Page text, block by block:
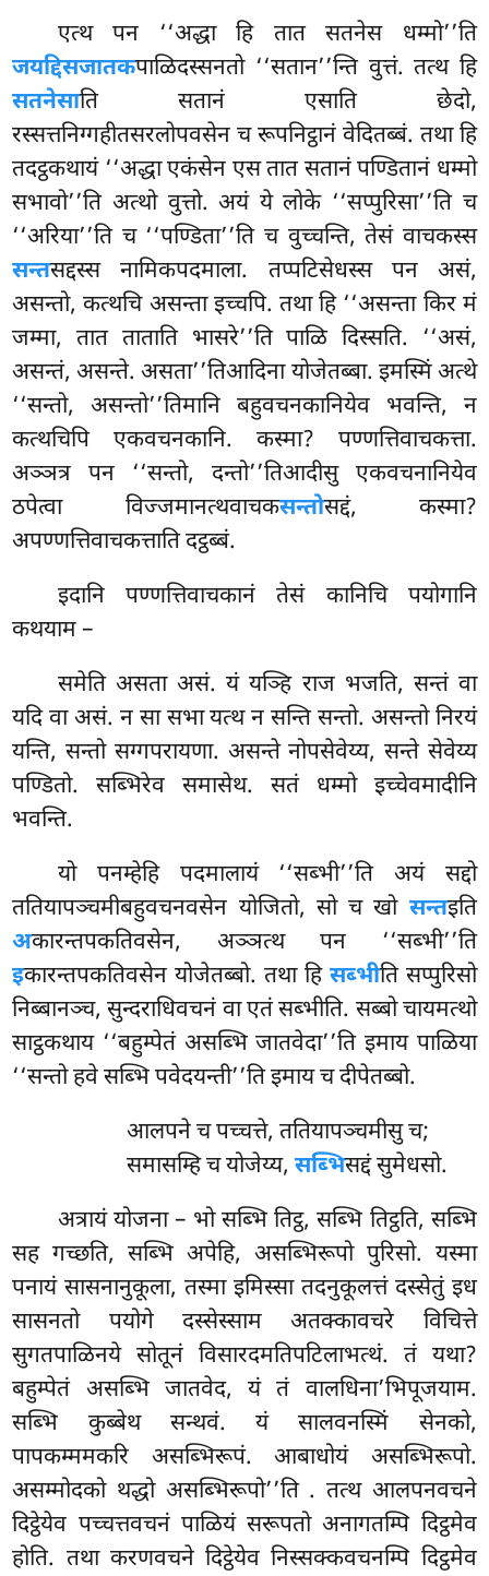
एत्थ पन ‘‘अद्धा हि तात सतनेस धम्मो’’ति
जयद्दिसजातकपाळिदस्सनतो ‘‘सतान’’न्ति वुत्तं. तत्थ हि
सतनेसाति सतानं एसाति छेदो,
रस्सत्तनिग्गहीतसरलोपवसेन च रूपनिट्ठानं वेदितब्बं. तथा हि
तदट्ठकथायं ‘‘अद्धा एकंसेन एस तात सतानं पण्डितानं धम्मो
सभावो’’ति अत्थो वुत्तो. अयं ये लोके ‘‘सप्पुरिसा’’ति च
‘‘अरिया’’ति च ‘‘पण्डिता’’ति च वुच्चन्ति, तेसं वाचकस्स
सन्तसद्दस्स नामिकपदमाला. तप्पटिसेधस्स पन असं,
असन्तो, कत्थचि असन्ता इच्चपि. तथा हि ‘‘असन्ता किर मं
जम्मा, तात ताताति भासरे’’ति पाळि दिस्सति. ‘‘असं,
असन्तं, असन्ते. असता’’तिआदिना योजेतब्बा. इमस्मिं अत्थे
‘‘सन्तो, असन्तो’’तिमानि बहुवचनकानियेव भवन्ति, न
कत्थचिपि एकवचनकानि. कस्मा? पण्णत्तिवाचकत्ता.
अञ्ञत्र पन ‘‘सन्तो, दन्तो’’तिआदीसु एकवचनानियेव
ठपेत्वा विज्जमानत्थवाचकसन्तोसद्दं, कस्मा?
अपण्णत्तिवाचकत्ताति दट्ठब्बं.
इदानि पण्णत्तिवाचकानं तेसं कानिचि पयोगानि
कथयाम –
समेतिअसता असं. यं यञ्हि राज भजति, सन्तं वा
यदि वा असं. न सा सभा यत्थ न सन्ति सन्तो. असन्तो निरयं
यन्ति, सन्तो सग्गपरायणा. असन्ते नोपसेवेय्य, सन्ते सेवेय्य
पण्डितो. सब्भिरेव समासेथ. सतं धम्मो इच्चेवमादीनि
भवन्ति.
यो पनम्हेहि पदमालायं ‘‘सब्भी’’ति अयं सद्दो
ततियापञ्चमीबहुवचनवसेन योजितो, सो च खो सन्तइति
अकारन्तपकतिवसेन, अञ्ञत्थ पन ‘‘सब्भी’’ति
इकारन्तपकतिवसेन योजेतब्बो. तथा हि सब्भीति सप्पुरिसो
निब्बानञ्च, सुन्दराधिवचनं वा एतं सब्भीति. सब्बो चायमत्थो
साट्ठकथाय ‘‘बहुम्पेतं असब्भि जातवेदा’’ति इमाय पाळिया
‘‘सन्तो हवे सब्भि पवेदयन्ती’’ति इमाय च दीपेतब्बो.
आलपने च पच्चत्ते, ततियापञ्चमीसु च;
समासम्हि च योजेय्य, सब्भिसद्दं सुमेधसो.
अत्रायं योजना – भो सब्भि तिट्ठ, सब्भि तिट्ठति, सब्भि
सह गच्छति, सब्भि अपेहि, असब्भिरूपो पुरिसो. यस्मा
पनायं सासनानुकूला, तस्मा इमिस्सा तदनुकूलत्तं दस्सेतुं इध
सासनतो पयोगे दस्सेस्साम अतक्कावचरे विचित्ते
सुगतपाळिनये सोतूनं विसारदमतिपटिलाभत्थं. तं यथा?
बहुम्पेतं असब्भि जातवेद, यं तं वालधिना’भिपूजयाम.
सब्भि कुब्बेथ सन्थवं. यं सालवनस्मिं सेनको,
पापकम्ममकरि असब्भिरूपं. आबाधोयं असब्भिरूपो.
असम्मोदको थद्धो असब्भिरूपो’’ति . तत्थ आलपनवचने
दिट्ठेयेव पच्चत्तवचनं पाळियं सरूपतो अनागतम्पि दिट्ठमेव
होति. तथा करणवचने दिट्ठेयेव निस्सक्कवचनम्पि दिट्ठमेव